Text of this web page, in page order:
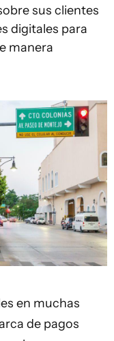
sus clientes
digitales para
manera
en muchas
de pagos